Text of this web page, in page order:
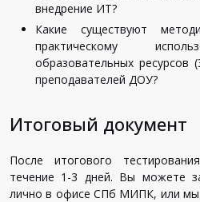
внедрение ИТ?
Какие
существуют
практическому
образовательных ресурсов (
преподавателей ДОУ?
Итоговый документ
После итогового
течение 1-3 дней. Вы можете
лично в офисе СПб МИПК, или